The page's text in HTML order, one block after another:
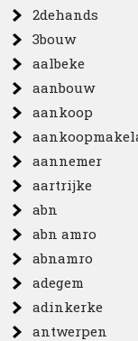
2dehands
3bouw
aalbeke
aanbouw
aankoop
aannemer
aartrijke
abn
abn amro
abnamro
adegem
adinkerke
antwerpen